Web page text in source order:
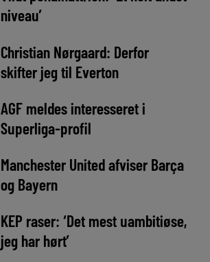
niveau’
Christian Nørgaard: Derfor
skifter jeg til Everton
AGF meldes interesseret i
Superliga-profil
Manchester United afviser Barça
og Bayern
KEP raser: ‘Det mest uambitiøse,
jeg har hørt’